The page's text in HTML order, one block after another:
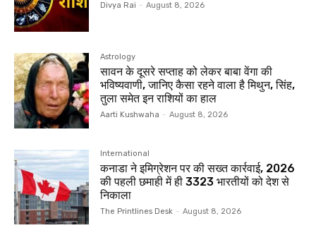
Divya Rai - August 8, 2026
Astrology
सावन के दूसरे सप्ताह को लेकर बाबा वेंगा की
भविष्यवाणी, जानिए कैसा रहने वाला है मिथुन, सिंह,
तुला समेत इन राशियों का हाल
Aarti Kushwaha - August 8, 2026
International
कनाडा ने इमिग्रेशन पर की सख्त कार्रवाई, 2026
की पहली छमाही में ही 3323 भारतीयों को देश से
निकाला
The Printlines Desk - August 8, 2026